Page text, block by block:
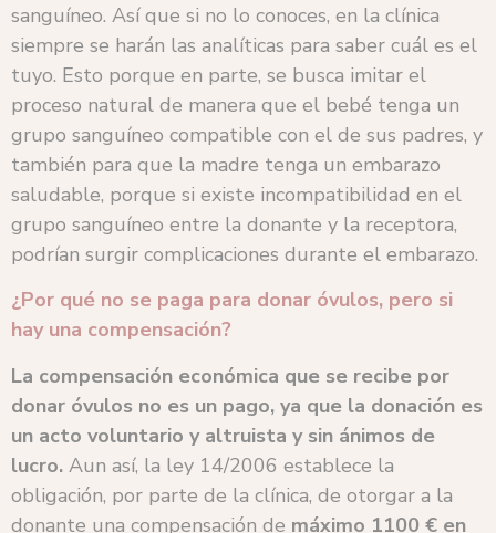
sanguíneo. Así que si no lo conoces, en la clínica
siempre se harán las analíticas para saber cuál es el
tuyo. Esto porque en parte, se busca imitar el
proceso natural de manera que el bebé tenga un
grupo sanguíneo compatible con el de sus padres, y
también para que la madre tenga un embarazo
saludable, porque si existe incompatibilidad en el
grupo sanguíneo entre la donante y la receptora,
podrían surgir complicaciones durante el embarazo.
¿Por qué no se paga para donar óvulos, pero si
hay una compensación?
La compensación económica que se recibe por
donar óvulos no es un pago, ya que la donación es
un acto voluntario y altruista y sin ánimos de
lucro. Aun así, la ley 14/2006 establece la
obligación, por parte de la clínica, de otorgar a la
donante una compensación de máximo 1100 € en